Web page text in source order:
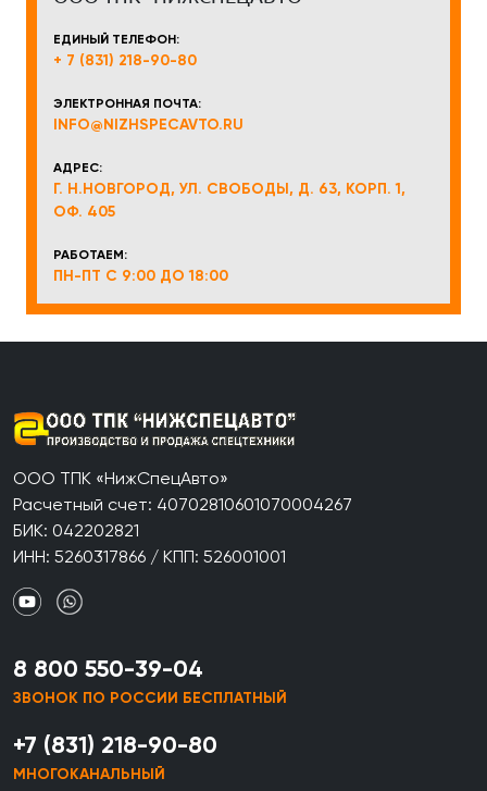
ЕДИНЫЙ ТЕЛЕФОН:
+ 7 (831) 218-90-80
ЭЛЕКТРОННАЯ ПОЧТА:
INFO@NIZHSPECAVTO.RU
АДРЕС:
Г. Н.НОВГОРОД, УЛ. СВОБОДЫ, Д. 63, КОРП. 1,
ОФ. 405
РАБОТАЕМ:
ПН-ПТ С 9:00 ДО 18:00
ООО ТПК «НижСпецАвто»
Расчетный счет: 40702810601070004267
БИК: 042202821
ИНН: 5260317866 / КПП: 526001001
8 800 550-39-04
ЗВОНОК ПО РОССИИ БЕСПЛАТНЫЙ
+7 (831) 218-90-80
МНОГОКАНАЛЬНЫЙ